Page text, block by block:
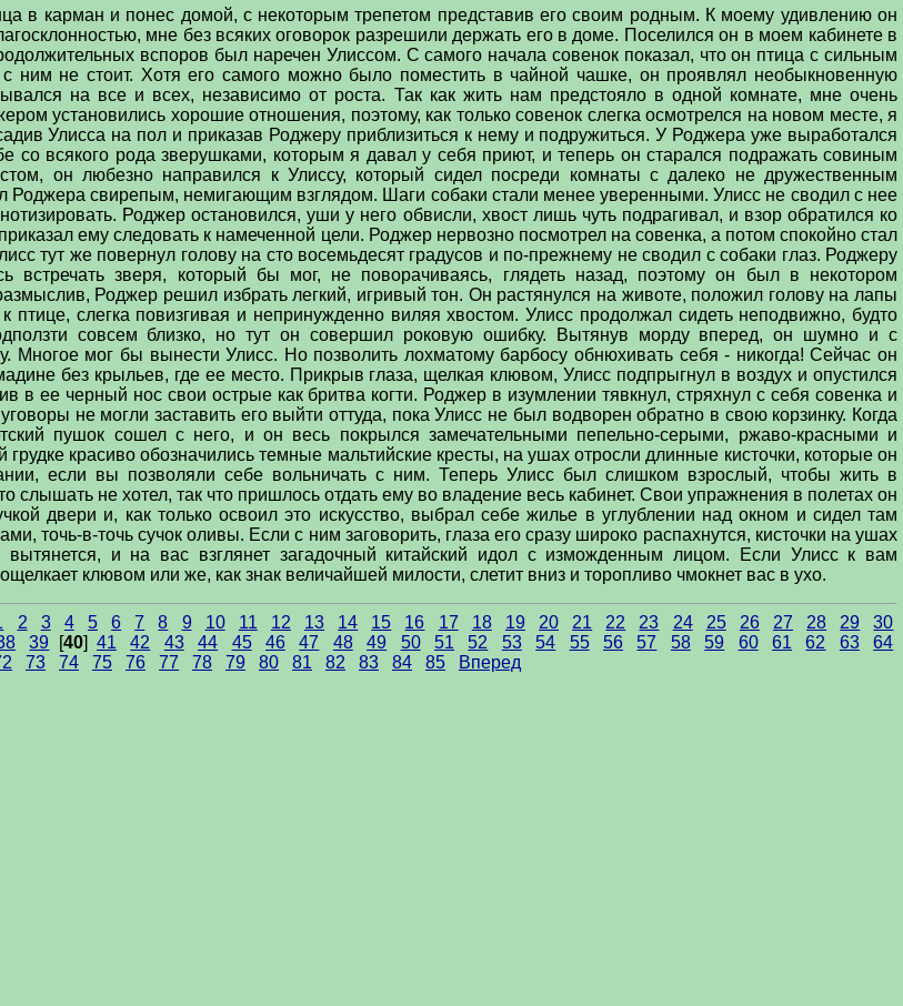
в карман и понес домой, с некоторым трепетом представив его своим родным. К моему удивлению он
мне без всяких оговорок разрешили держать его в доме. Поселился он в моем кабинете в
вспоров был наречен Улиссом. С самого начала совенок показал, что он птица с сильным
с ним не стоит. Хотя его самого можно было поместить в чайной чашке, он проявлял необыкновенную
на все и всех, независимо от роста. Так как жить нам предстояло в одной комнате, мне очень
установились хорошие отношения, поэтому, как только совенок слегка осмотрелся на новом месте, я
Улисса на пол и приказав Роджеру приблизиться к нему и подружиться. У Роджера уже выработался
со всякого рода зверушками, которым я давал у себя приют, и теперь он старался подражать совиным
он любезно направился к Улиссу, который сидел посреди комнаты с далеко не дружественным
Роджера свирепым, немигающим взглядом. Шаги собаки стали менее уверенными. Улисс не сводил с нее
Роджер остановился, уши у него обвисли, хвост лишь чуть подрагивал, и взор обратился ко
ему следовать к намеченной цели. Роджер нервозно посмотрел на совенка, а потом спокойно стал
тут же повернул голову на сто восемьдесят градусов и по-прежнему не сводил с собаки глаз. Роджеру
встречать зверя, который бы мог, не поворачиваясь, глядеть назад, поэтому он был в некотором
Роджер решил избрать легкий, игривый тон. Он растянулся на животе, положил голову на лапы
птице, слегка повизгивая и непринужденно виляя хвостом. Улисс продолжал сидеть неподвижно, будто
совсем близко, но тут он совершил роковую ошибку. Вытянув морду вперед, он шумно и с
Многое мог бы вынести Улисс. Но позволить лохматому барбосу обнюхивать себя - никогда! Сейчас он
без крыльев, где ее место. Прикрыв глаза, щелкая клювом, Улисс подпрыгнул в воздух и опустился
в ее черный нос свои острые как бритва когти. Роджер в изумлении тявкнул, стряхнул с себя совенка и
не могли заставить его выйти оттуда, пока Улисс не был водворен обратно в свою корзинку. Когда
пушок сошел с него, и он весь покрылся замечательными пепельно-серыми, ржаво-красными и
красиво обозначились темные мальтийские кресты, на ушах отросли длинные кисточки, которые он
если вы позволяли себе вольничать с ним. Теперь Улисс был слишком взрослый, чтобы жить в
слышать не хотел, так что пришлось отдать ему во владение весь кабинет. Свои упражнения в полетах он
двери и, как только освоил это искусство, выбрал себе жилье в углублении над окном и сидел там
точь-в-точь сучок оливы. Если с ним заговорить, глаза его сразу широко распахнутся, кисточки на ушах
вытянется, и на вас взглянет загадочный китайский идол с изможденным лицом. Если Улисс к вам
клювом или же, как знак величайшей милости, слетит вниз и торопливо чмокнет вас в ухо.
2 3 4 5 6 7 8 9 10 11 12 13 14 15 16 17 18 19 20 21 22 23 24 25 26 27 28 29
30
39 [40] 41 42 43 44 45 46 47 48 49 50 51 52 53 54 55 56 57 58 59 60 61 62 63
64
73 74 75 76 77 78 79 80 81 82 83 84 85 Вперед